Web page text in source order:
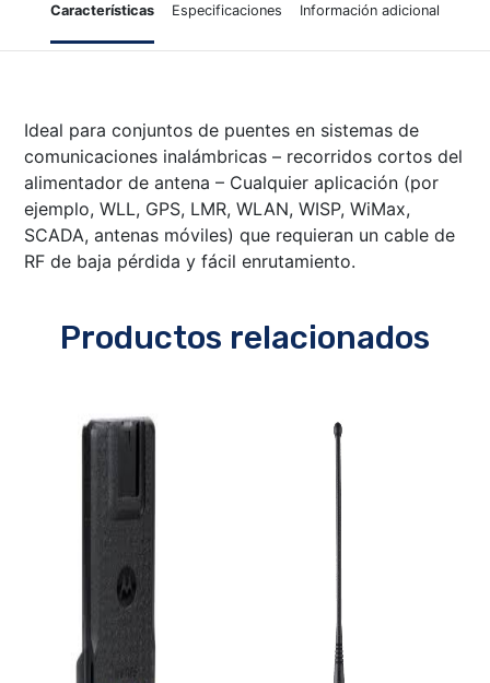
Características Especificaciones Información adicional
Ideal para conjuntos de puentes en sistemas de
comunicaciones inalámbricas – recorridos cortos del
alimentador de antena – Cualquier aplicación (por
ejemplo, WLL, GPS, LMR, WLAN, WISP, WiMax,
SCADA, antenas móviles) que requieran un cable de
RF de baja pérdida y fácil enrutamiento.
Productos relacionados